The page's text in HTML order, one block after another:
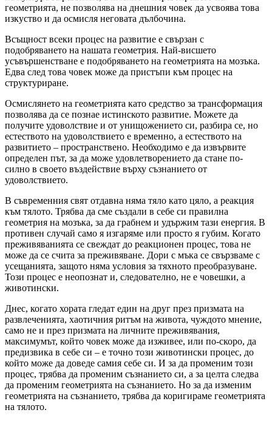
геометрията, не позволява на днешния човек да усвоява това
изкуство и да осмисля неговата дълбочина.
Всъщност всеки процес на развитие е свързан с
подобряването на нашата геометрия. Най-висшето
усъвършенстване е подобряването на геометрията на мозъка.
Едва след това човек може да пристъпи към процес на
структуриране.
Осмислянето на геометрията като средство за трансформация
позволява да се познае истинското развитие. Можете да
получите удоволствие и от унищожението си, разбира се, но
естеството на удоволствието е временно, а естеството на
развитието – пространствено. Необходимо е да извървите
определен път, за да може удовлетворението да стане по-
силно в своето въздействие върху съзнанието от
удоволствието.
В съвременния свят отдавна няма тяло като цяло, а реакция
към тялото. Трябва да сме създали в себе си правилна
геометрия на мозъка, за да грабнем и удържим тази енергия. В
противен случай само я изгаряме или просто я губим. Когато
преживяванията се свеждат до реакционен процес, това не
може да се счита за преживяване. Дори с мъка се свързваме с
усещанията, защото няма условия за тяхното преобразуване.
Този процес е неопознат и, следователно, не е човешки, а
животински.
Днес, когато хората гледат един на друг през призмата на
развлеченията, хаотичния ритъм на живота, чуждото мнение,
само не и през призмата на личните преживявания,
максимумът, който човек може да изживее, или по-скоро, да
предизвика в себе си – е точно този животински процес, до
който може да доведе самия себе си. И за да променим този
процес, трябва да променим съзнанието си, а за целта следва
да променим геометрията на съзнанието. Но за да изменим
геометрията на съзнанието, трябва да коригираме геометрията
на тялото.